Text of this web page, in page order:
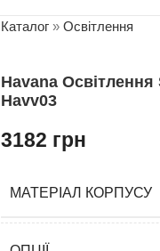
Каталог» Освітлення
Havana
Havv03
3182 грн
МАТЕРІАЛ КОРПУСУ